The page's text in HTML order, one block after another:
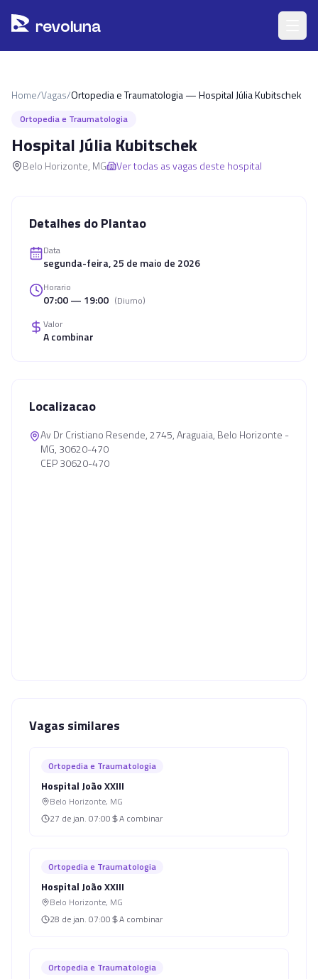
revoluna
Home/Vagas/Ortopedia e Traumatologia — Hospital Júlia Kubitschek
Ortopedia e Traumatologia
Hospital Júlia Kubitschek
Belo Horizonte, MG Ver todas as vagas deste hospital
Detalhes do Plantao
Data
segunda-feira, 25 de maio de 2026
Horario
07:00 — 19:00 (Diurno)
Valor
A combinar
Localizacao
Av Dr Cristiano Resende, 2745, Araguaia, Belo Horizonte -
MG, 30620-470
CEP 30620-470
Vagas similares
Ortopedia e Traumatologia
Hospital João XXIII
Belo Horizonte, MG
27 de jan. 07:00 A combinar
Ortopedia e Traumatologia
Hospital João XXIII
Belo Horizonte, MG
28 de jan. 07:00 A combinar
Ortopedia e Traumatologia